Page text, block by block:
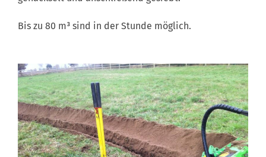
Bis zu 80 m³ sind in der Stunde möglich.